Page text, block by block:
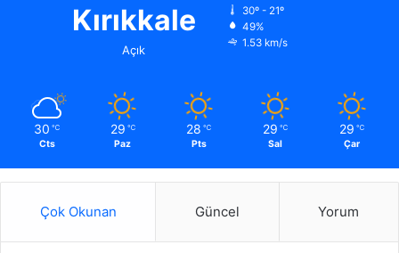
Kırıkkale
Açık
30º - 21º
49%
1.53 km/s
30 ℃
Cts
29 ℃
Paz
28 ℃
Pts
29 ℃
Sal
29 ℃
Çar
Çok Okunan Güncel Yorum